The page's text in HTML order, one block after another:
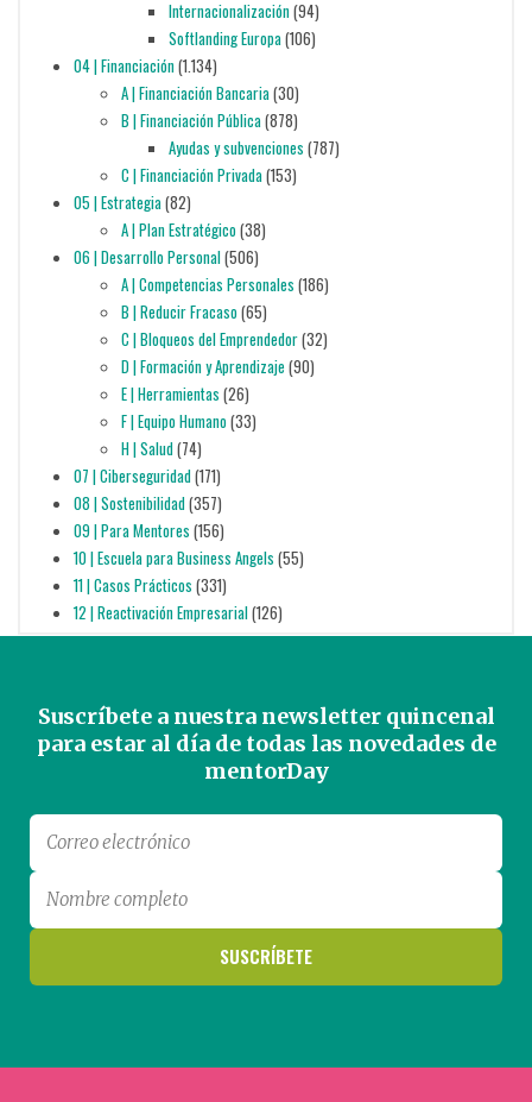
Internacionalización(94)
Softlanding Europa(106)
04 | Financiación(1.134)
A | Financiación Bancaria(30)
B | Financiación Pública(878)
Ayudas y subvenciones (787)
C | Financiación Privada(153)
05 | Estrategia(82)
A | Plan Estratégico(38)
06 | Desarrollo Personal(506)
A | Competencias Personales (186)
B | Reducir Fracaso(65)
C | Bloqueos del Emprendedor(32)
D | Formación y Aprendizaje (90)
E | Herramientas (26)
F | Equipo Humano(33)
H | Salud(74)
07 | Ciberseguridad(171)
08 | Sostenibilidad(357)
09 | Para Mentores (156)
10 | Escuela para Business Angels (55)
11 | Casos Prácticos (331)
12 | Reactivación Empresarial(126)
Suscríbete a nuestra newsletter quincenal
para estar al día de todas las novedades de
mentorDay